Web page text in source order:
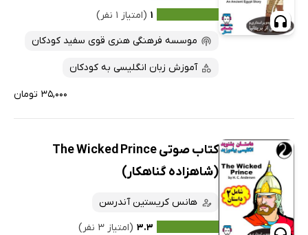
۱ (امتیاز ۱ نفر)
موسسه فرهنگی هنری قوی سفید کودکان
آموزش زبان انگلیسی به کودکان
۳۵,۰۰۰ تومان
کتاب صوتی The Wicked Prince
(شاهزاده گناهکار)
هانس کریستین آندرسن
۳.۳ (امتیاز ۳ نفر)